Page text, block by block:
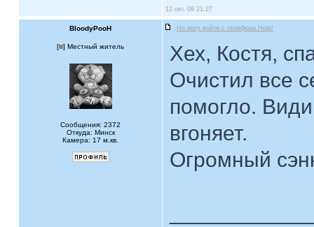
12 окт, 09 21:27
BloodyPooH Не могу войти с телефона.Help!
[ ] Местный житель
Сообщения: 2372
Откуда: Минск
Камера: 17 м.кв.
Хех, Костя,
Очистил все
помогло.
вгоняет.
Огромный